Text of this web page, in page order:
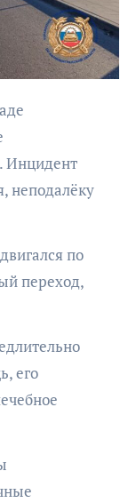
Инцидент
неподалёку
по
переход,
его